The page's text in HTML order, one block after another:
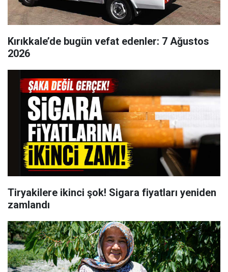
Kırıkkale’de bugün vefat edenler: 7 Ağustos
2026
Tiryakilere ikinci şok! Sigara fiyatları yeniden
zamlandı